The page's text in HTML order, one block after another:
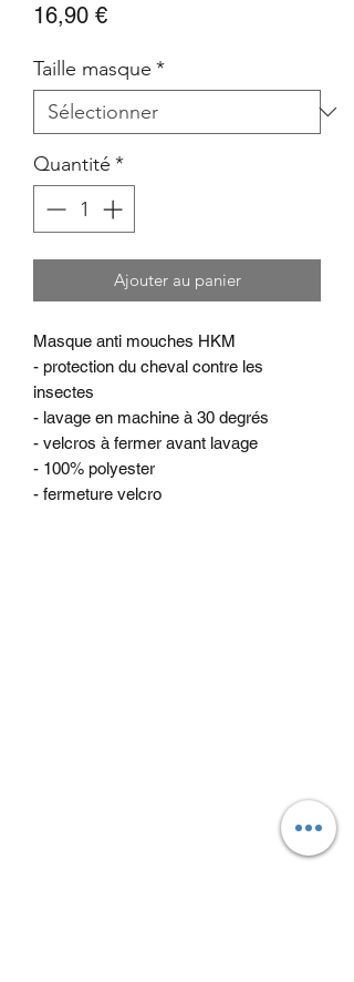
16,90 €Prix
Taille masque *
Quantité *
Ajouter au panier
Masque anti mouches HKM
- protection du cheval contre les
insectes
- lavage en machine à 30 degrés
- velcros à fermer avant lavage
- 100% polyester
- fermeture velcro